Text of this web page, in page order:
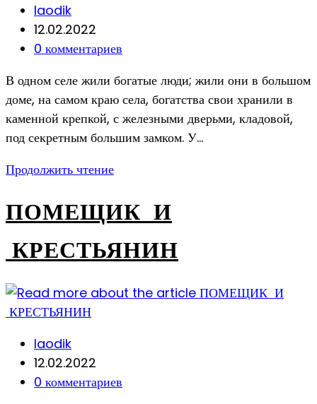
Post
author:
laodik
Запись
опубликована:
12.02.2022
Post
0 комментариев
В одном селе жили богатые люди; жили они в большом
доме, на самом краю села, богатства свои хранили в
каменной крепкой, с железными дверьми, кладовой,
под секретным большим замком. У…
Продолжить чтениеМЕРТВАЯ
ПОМЕЩИК И
КРЕСТЬЯНИН
Post
author:
laodik
Запись
опубликована:
12.02.2022
Post
0 комментариев